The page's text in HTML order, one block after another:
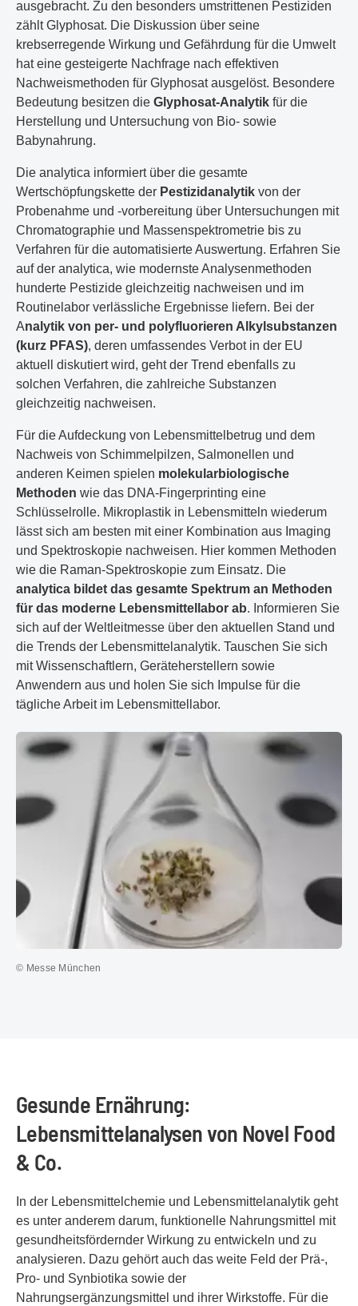
ausgebracht. Zu den besonders umstrittenen Pestiziden
zählt Glyphosat. Die Diskussion über seine
krebserregende Wirkung und Gefährdung für die Umwelt
hat eine gesteigerte Nachfrage nach effektiven
Nachweismethoden für Glyphosat ausgelöst. Besondere
Bedeutung besitzen die Glyphosat-Analytik für die
Herstellung und Untersuchung von Bio- sowie
Babynahrung.
Die analytica informiert über die gesamte
Wertschöpfungskette der Pestizidanalytik von der
Probenahme und -vorbereitung über Untersuchungen mit
Chromatographie und Massenspektrometrie bis zu
Verfahren für die automatisierte Auswertung. Erfahren Sie
auf der analytica, wie modernste Analysenmethoden
hunderte Pestizide gleichzeitig nachweisen und im
Routinelabor verlässliche Ergebnisse liefern. Bei der
Analytik von per- und polyfluorieren Alkylsubstanzen
(kurz PFAS), deren umfassendes Verbot in der EU
aktuell diskutiert wird, geht der Trend ebenfalls zu
solchen Verfahren, die zahlreiche Substanzen
gleichzeitig nachweisen.
Für die Aufdeckung von Lebensmittelbetrug und dem
Nachweis von Schimmelpilzen, Salmonellen und
anderen Keimen spielen molekularbiologische
Methoden wie das DNA-Fingerprinting eine
Schlüsselrolle. Mikroplastik in Lebensmitteln wiederum
lässt sich am besten mit einer Kombination aus Imaging
und Spektroskopie nachweisen. Hier kommen Methoden
wie die Raman-Spektroskopie zum Einsatz. Die
analytica bildet das gesamte Spektrum an Methoden
für das moderne Lebensmittellabor ab. Informieren Sie
sich auf der Weltleitmesse über den aktuellen Stand und
die Trends der Lebensmittelanalytik. Tauschen Sie sich
mit Wissenschaftlern, Geräteherstellern sowie
Anwendern aus und holen Sie sich Impulse für die
tägliche Arbeit im Lebensmittellabor.
© Messe München
Gesunde Ernährung:
Lebensmittelanalysen von Novel Food
& Co.
In der Lebensmittelchemie und Lebensmittelanalytik geht
es unter anderem darum, funktionelle Nahrungsmittel mit
gesundheitsfördernder Wirkung zu entwickeln und zu
analysieren. Dazu gehört auch das weite Feld der Prä-,
Pro- und Synbiotika sowie der
Nahrungsergänzungsmittel und ihrer Wirkstoffe. Für die